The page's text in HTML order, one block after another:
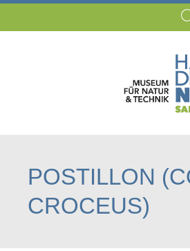
POSTILLON
CROCEUS)